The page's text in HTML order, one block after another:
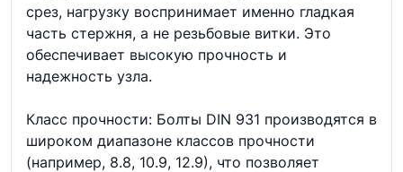
срез, нагрузку воспринимает именно гладкая
часть стержня, а не резьбовые витки. Это
обеспечивает высокую прочность и
надежность узла.
Класс прочности: Болты DIN 931 производятся в
широком диапазоне классов прочности
(например, 8.8, 10.9, 12.9), что позволяет